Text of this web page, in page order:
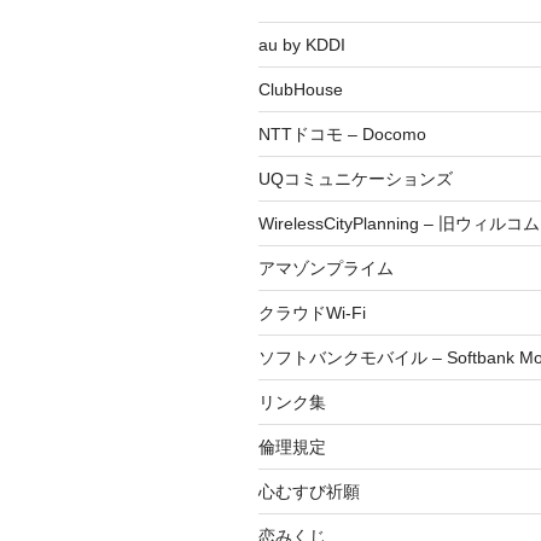
au by KDDI
ClubHouse
NTTドコモ – Docomo
UQコミュニケーションズ
WirelessCityPlanning – 旧ウィルコム
アマゾンプライム
クラウドWi-Fi
ソフトバンクモバイル – Softbank
リンク集
倫理規定
心むすび祈願
恋みくじ